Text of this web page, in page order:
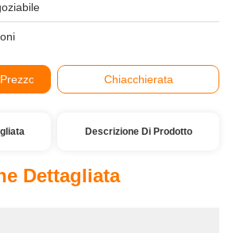
Chiacchierata
Descrizione Di Prodotto
Dettagliata